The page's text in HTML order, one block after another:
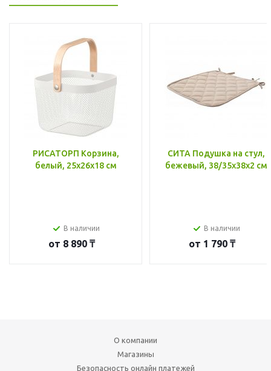
РИСАТОРП Корзина,
белый, 25x26x18 см
В наличии
от 8 890 ₸
СИТА Подушка на стул,
бежевый, 38/35x38x2 см
В наличии
от 1 790 ₸
О компании
Магазины
Безопасность онлайн платежей